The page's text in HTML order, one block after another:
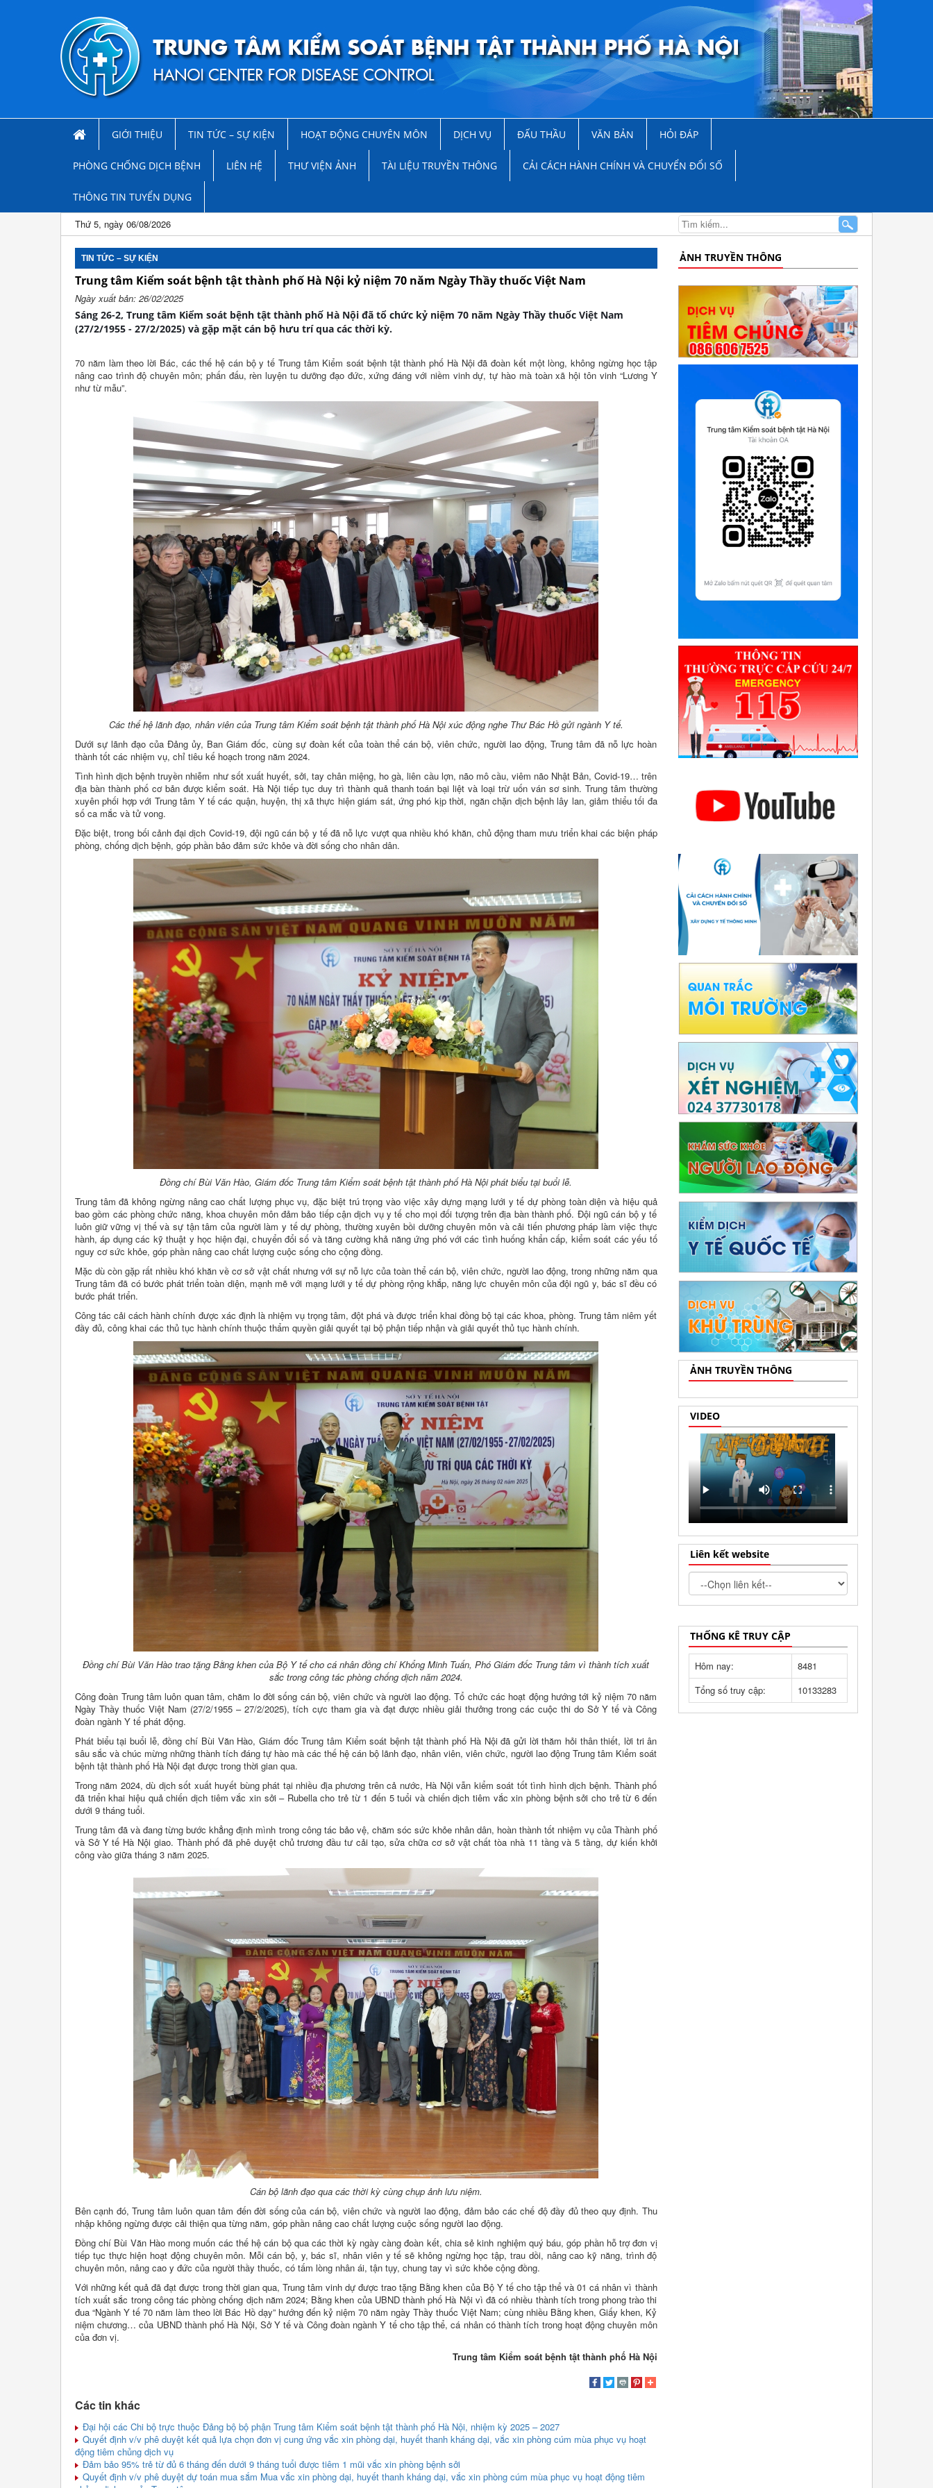
GIỚI THIỆU TIN TỨC – SỰ KIỆN HOẠT ĐỘNG CHUYÊN MÔN DỊCH VỤ ĐẤU THẦU VĂN BẢN HỎI ĐÁP
PHÒNG CHỐNG DỊCH BỆNH LIÊN HỆ THƯ VIỆN ẢNH TÀI LIỆU TRUYỀN THÔNG CẢI CÁCH HÀNH CHÍNH VÀ CHUYỂN ĐỔI SỐ
THÔNG TIN TUYỂN DỤNG
Thứ 5, ngày 06/08/2026
TIN TỨC – SỰ KIỆN
Trung tâm Kiểm soát bệnh tật thành phố Hà Nội kỷ niệm 70 năm Ngày Thầy thuốc Việt Nam
Ngày xuất bản: 26/02/2025
Sáng 26-2, Trung tâm Kiểm soát bệnh tật thành phố Hà Nội đã tổ chức kỷ niệm 70 năm Ngày Thầy thuốc Việt Nam
(27/2/1955 - 27/2/2025) và gặp mặt cán bộ hưu trí qua các thời kỳ.
70 năm làm theo lời Bác, các thế hệ cán bộ y tế Trung tâm Kiểm soát bệnh tật thành phố Hà Nội đã đoàn kết một lòng, không ngừng học tập
nâng cao trình độ chuyên môn; phấn đấu, rèn luyện tu dưỡng đạo đức, xứng đáng với niềm vinh dự, tự hào mà toàn xã hội tôn vinh “Lương Y
như từ mẫu”.
Các thế hệ lãnh đạo, nhân viên của Trung tâm Kiểm soát bệnh tật thành phố Hà Nội xúc động nghe Thư Bác Hồ gửi ngành Y tế.
Dưới sự lãnh đạo của Đảng ủy, Ban Giám đốc, cùng sự đoàn kết của toàn thể cán bộ, viên chức, người lao động, Trung tâm đã nỗ lực hoàn
thành tốt các nhiệm vụ, chỉ tiêu kế hoạch trong năm 2024.
Tình hình dịch bệnh truyền nhiễm như sốt xuất huyết, sởi, tay chân miệng, ho gà, liên cầu lợn, não mô cầu, viêm não Nhật Bản, Covid-19… trên
địa bàn thành phố cơ bản được kiểm soát. Hà Nội tiếp tục duy trì thành quả thanh toán bại liệt và loại trừ uốn ván sơ sinh. Trung tâm thường
xuyên phối hợp với Trung tâm Y tế các quận, huyện, thị xã thực hiện giám sát, ứng phó kịp thời, ngăn chặn dịch bệnh lây lan, giảm thiểu tối đa
số ca mắc và tử vong.
Đặc biệt, trong bối cảnh đại dịch Covid-19, đội ngũ cán bộ y tế đã nỗ lực vượt qua nhiều khó khăn, chủ động tham mưu triển khai các biện pháp
phòng, chống dịch bệnh, góp phần bảo đảm sức khỏe và đời sống cho nhân dân.
Đồng chí Bùi Văn Hào, Giám đốc Trung tâm Kiểm soát bệnh tật thành phố Hà Nội phát biểu tại buổi lễ.
Trung tâm đã không ngừng nâng cao chất lượng phục vụ, đặc biệt trú trọng vào việc xây dựng mạng lưới y tế dự phòng toàn diện và hiệu quả
bao gồm các phòng chức năng, khoa chuyên môn đảm bảo tiếp cận dịch vụ y tế cho mọi đối tượng trên địa bàn thành phố. Đội ngũ cán bộ y tế
luôn giữ vững vị thế và sự tận tâm của người làm y tế dự phòng, thường xuyên bồi dưỡng chuyên môn và cải tiến phương pháp làm việc thực
hành, áp dụng các kỹ thuật y học hiện đại, chuyển đổi số và tăng cường khả năng ứng phó với các tình huống khẩn cấp, kiểm soát các yếu tố
nguy cơ sức khỏe, góp phần nâng cao chất lượng cuộc sống cho cộng đồng.
Mặc dù còn gặp rất nhiều khó khăn về cơ sở vật chất nhưng với sự nỗ lực của toàn thể cán bộ, viên chức, người lao động, trong những năm qua
Trung tâm đã có bước phát triển toàn diện, mạnh mẽ với mạng lưới y tế dự phòng rộng khắp, năng lực chuyên môn của đội ngũ y, bác sĩ đều có
bước phát triển.
Công tác cải cách hành chính được xác định là nhiệm vụ trọng tâm, đột phá và được triển khai đồng bộ tại các khoa, phòng. Trung tâm niêm yết
đầy đủ, công khai các thủ tục hành chính thuộc thẩm quyền giải quyết tại bộ phận tiếp nhận và giải quyết thủ tục hành chính.
Đồng chí Bùi Văn Hào trao tặng Bằng khen của Bộ Y tế cho cá nhân đồng chí Khổng Minh Tuấn, Phó Giám đốc Trung tâm vì thành tích xuất
sắc trong công tác phòng chống dịch năm 2024.
Công đoàn Trung tâm luôn quan tâm, chăm lo đời sống cán bộ, viên chức và người lao động. Tổ chức các hoạt động hướng tới kỷ niệm 70 năm
Ngày Thầy thuốc Việt Nam (27/2/1955 – 27/2/2025), tích cực tham gia và đạt được nhiều giải thưởng trong các cuộc thi do Sở Y tế và Công
đoàn ngành Y tế phát động.
Phát biểu tại buổi lễ, đồng chí Bùi Văn Hào, Giám đốc Trung tâm Kiểm soát bệnh tật thành phố Hà Nội đã gửi lời thăm hỏi thân thiết, lời tri ân
sâu sắc và chúc mừng những thành tích đáng tự hào mà các thế hệ cán bộ lãnh đạo, nhân viên, viên chức, người lao động Trung tâm Kiểm soát
bệnh tật thành phố Hà Nội đạt được trong thời gian qua.
Trong năm 2024, dù dịch sốt xuất huyết bùng phát tại nhiều địa phương trên cả nước, Hà Nội vẫn kiểm soát tốt tình hình dịch bệnh. Thành phố
đã triển khai hiệu quả chiến dịch tiêm vắc xin sởi – Rubella cho trẻ từ 1 đến 5 tuổi và chiến dịch tiêm vắc xin phòng bệnh sởi cho trẻ từ 6 đến
dưới 9 tháng tuổi.
Trung tâm đã và đang từng bước khẳng định mình trong công tác bảo vệ, chăm sóc sức khỏe nhân dân, hoàn thành tốt nhiệm vụ của Thành phố
và Sở Y tế Hà Nội giao. Thành phố đã phê duyệt chủ trương đầu tư cải tạo, sửa chữa cơ sở vật chất tòa nhà 11 tầng và 5 tầng, dự kiến khởi
công vào giữa tháng 3 năm 2025.
Cán bộ lãnh đạo qua các thời kỳ cùng chụp ảnh lưu niệm.
Bên cạnh đó, Trung tâm luôn quan tâm đến đời sống của cán bộ, viên chức và người lao động, đảm bảo các chế độ đầy đủ theo quy định. Thu
nhập không ngừng được cải thiện qua từng năm, góp phần nâng cao chất lượng cuộc sống người lao động.
Đồng chí Bùi Văn Hào mong muốn các thế hệ cán bộ qua các thời kỳ ngày càng đoàn kết, chia sẻ kinh nghiệm quý báu, góp phần hỗ trợ đơn vị
tiếp tục thực hiện hoạt động chuyên môn. Mỗi cán bộ, y, bác sĩ, nhân viên y tế sẽ không ngừng học tập, trau dồi, nâng cao kỹ năng, trình độ
chuyên môn, nâng cao y đức của người thầy thuốc, có tấm lòng nhân ái, tận tụy, chung tay vì sức khỏe cộng đồng.
Với những kết quả đã đạt được trong thời gian qua, Trung tâm vinh dự được trao tặng Bằng khen của Bộ Y tế cho tập thể và 01 cá nhân vì thành
tích xuất sắc trong công tác phòng chống dịch năm 2024; Bằng khen của UBND thành phố Hà Nội vì đã có nhiều thành tích trong phong trào thi
đua “Ngành Y tế 70 năm làm theo lời Bác Hồ dạy” hướng đến kỷ niệm 70 năm ngày Thầy thuốc Việt Nam; cùng nhiều Bằng khen, Giấy khen, Kỷ
niệm chương… của UBND thành phố Hà Nội, Sở Y tế và Công đoàn ngành Y tế cho tập thể, cá nhân có thành tích trong hoạt động chuyên môn
của đơn vị.
Trung tâm Kiểm soát bệnh tật thành phố Hà Nội
Các tin khác
Đại hội các Chi bộ trực thuộc Đảng bộ bộ phận Trung tâm Kiểm soát bệnh tật thành phố Hà Nội, nhiệm kỳ 2025 – 2027
Quyết định v/v phê duyệt kết quả lựa chọn đơn vị cung ứng vắc xin phòng dại, huyết thanh kháng dại, vắc xin phòng cúm mùa phục vụ hoạt
động tiêm chủng dịch vụ
Đảm bảo 95% trẻ từ đủ 6 tháng đến dưới 9 tháng tuổi được tiêm 1 mũi vắc xin phòng bệnh sởi
Quyết định v/v phê duyệt dự toán mua sắm Mua vắc xin phòng dại, huyết thanh kháng dại, vắc xin phòng cúm mùa phục vụ hoạt động tiêm
ẢNH TRUYỀN THÔNG
ẢNH TRUYỀN THÔNG
VIDEO
Liên kết website
THỐNG KÊ TRUY CẬP
Hôm nay:
8481
Tổng số truy cập:
10133283